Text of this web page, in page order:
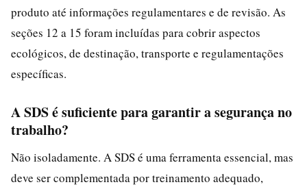
produto até informações regulamentares e de revisão. As
seções 12 a 15 foram incluídas para cobrir aspectos
ecológicos, de destinação, transporte e regulamentações
específicas.
A SDS é suficiente para garantir a segurança no
trabalho?
Não isoladamente. A SDS é uma ferramenta essencial, mas
deve ser complementada por treinamento adequado,